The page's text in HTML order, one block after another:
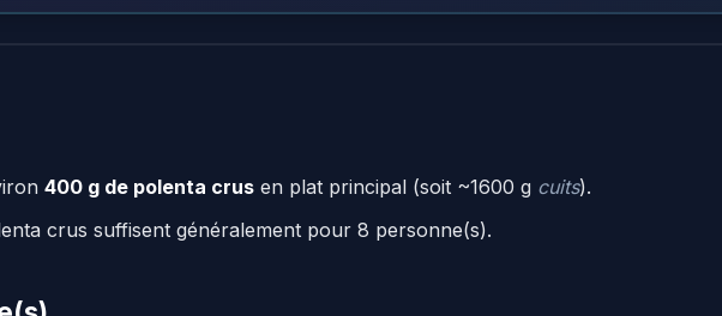
400 g de polenta crus en plat principal (soit ~1600 g cuits).
crus suffisent généralement pour 8 personne(s).